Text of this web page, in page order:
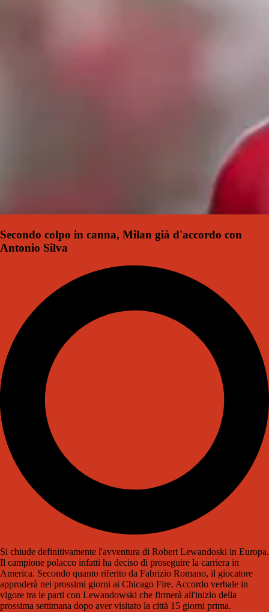
Secondo colpo in canna, Milan già d'accordo con
Antonio Silva
Si chiude definitivamente l'avventura di Robert Lewandoski in Europa.
Il campione polacco infatti ha deciso di proseguire la carriera in
America. Secondo quanto riferito da Fabrizio Romano, il giocatore
approderà nei prossimi giorni ai Chicago Fire. Accordo verbale in
vigore tra le parti con Lewandowski che firmerà all'inizio della
prossima settimana dopo aver visitato la città 15 giorni prima.